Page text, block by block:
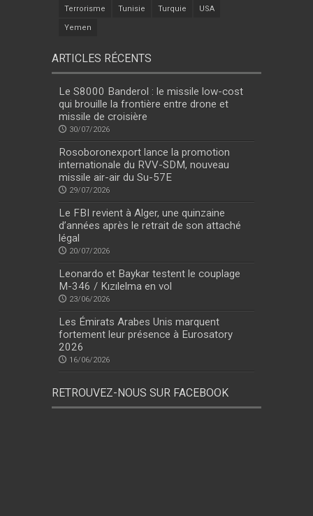
Terrorisme Tunisie Turquie USA
Yemen
ARTICLES RÉCENTS
Le S8000 Banderol : le missile low-cost
qui brouille la frontière entre drone et
missile de croisière
30/07/2026
Rosoboronexport lance la promotion
internationale du RVV-SDM, nouveau
missile air-air du Su-57E
29/07/2026
Le FBI revient à Alger, une quinzaine
d’années après le retrait de son attaché
légal
20/07/2026
Leonardo et Baykar testent le couplage
M-346 / Kızılelma en vol
23/06/2026
Les Émirats Arabes Unis marquent
fortement leur présence à Eurosatory
2026
16/06/2026
RETROUVEZ-NOUS SUR FACEBOOK